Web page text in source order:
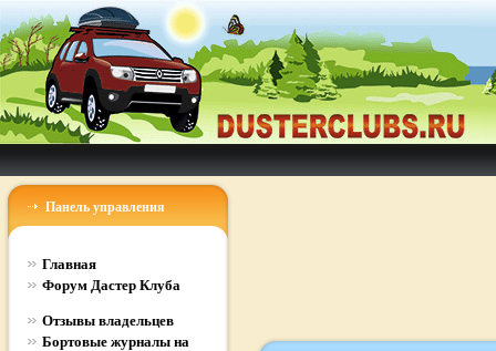
Панель управления
Главная
Форум Дастер Клуба
Отзывы владельцев
Бортовые журналы на